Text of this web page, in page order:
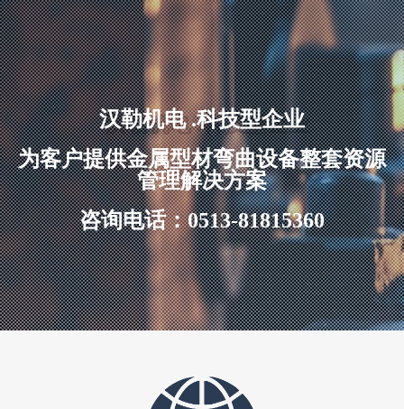
曲
工
艺
的
研
究
及
设
备
开
发、
制
造、
销
售。
目
前
涵
汉勒机电 .科技型企业
为客户提供金属型材弯曲设备整套资源
管理解决方案
咨询电话：0513-81815360